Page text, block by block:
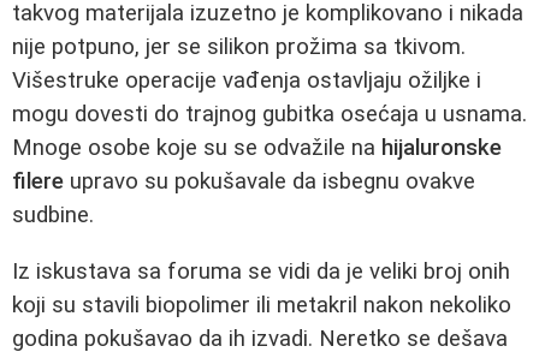
takvog materijala izuzetno je komplikovano i nikada
nije potpuno, jer se silikon prožima sa tkivom.
Višestruke operacije vađenja ostavljaju ožiljke i
mogu dovesti do trajnog gubitka osećaja u usnama.
Mnoge osobe koje su se odvažile na hijaluronske
filere upravo su pokušavale da isbegnu ovakve
sudbine.
Iz iskustava sa foruma se vidi da je veliki broj onih
koji su stavili biopolimer ili metakril nakon nekoliko
godina pokušavao da ih izvadi. Neretko se dešava